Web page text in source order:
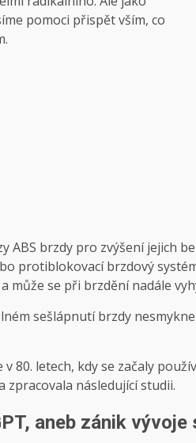
pomoci přispět vším, co
ABS brzdy pro zvýšení jejich
protiblokovací brzdový
může se při brzdění nadále
sešlápnutí brzdy
80. letech, kdy se začaly
zpracovala následující studii.
aneb zánik